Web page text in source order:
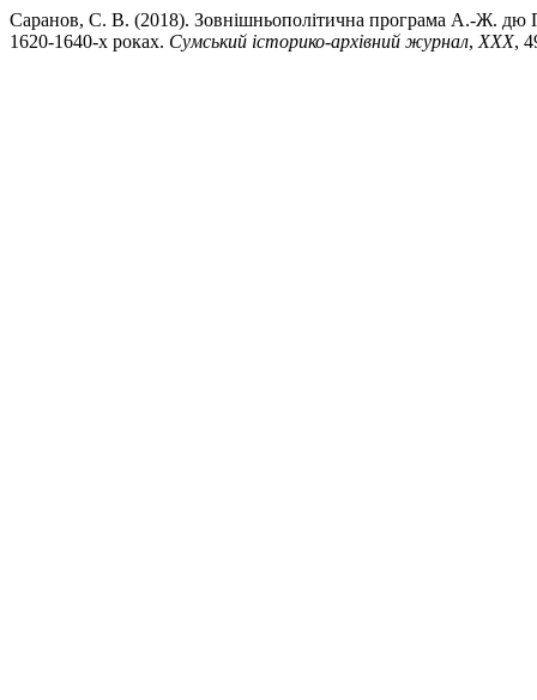
Саранов, С. В. (2018). Зовнішньополітична програма А.-Ж. дю
1620-1640-х роках. Сумський історико-архівний журнал, XXX,